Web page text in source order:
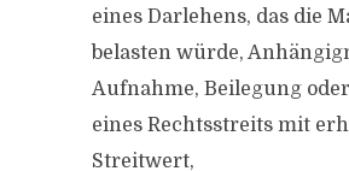
eines Darlehens, das die
belasten würde,
Aufnahme, Beilegung
eines Rechtsstreits mit
Streitwert,